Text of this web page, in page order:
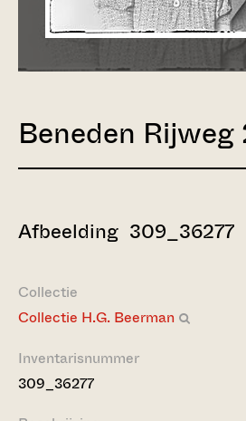
Beneden Rijweg
Afbeelding 309_36277
Collectie
Collectie H.G. Beerman
Inventarisnummer
309_36277